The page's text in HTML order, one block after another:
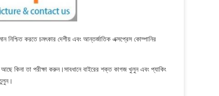
নিশ্চিত করতে চমৎকার দেশীয় এবং আন্তর্জাতিক এক্সপ্রেস কোম্পানির
কিনা তা পরীক্ষা করুন।সাবধানে বাইরের শক্ত কাগজ খুলুন এবং প্যাকিং